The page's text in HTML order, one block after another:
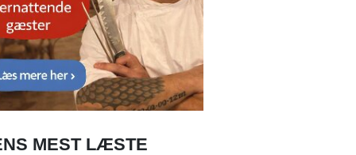
MEST LÆSTE